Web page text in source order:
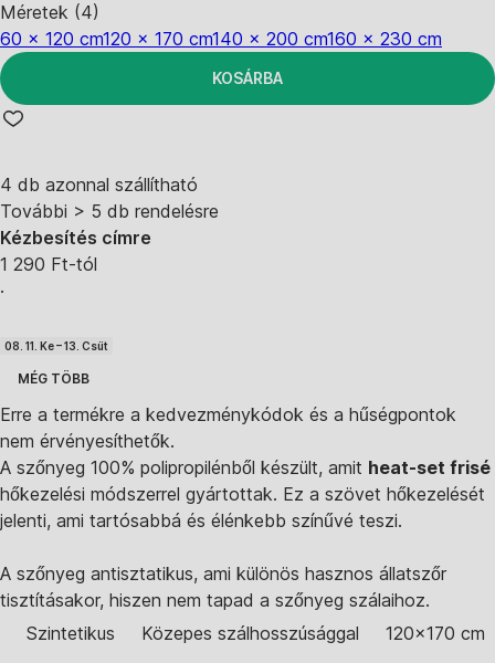
Méretek (4)
60 x 120 cm120 x 170 cm140 x 200 cm160 x 230 cm
KOSÁRBA
4 db azonnal szállítható
További > 5 db rendelésre
Kézbesítés címre
1 290 Ft-tól
·
08. 11. Ke – 13. Csüt
MÉG TÖBB
Erre a termékre a kedvezménykódok és a hűségpontok
nem érvényesíthetők.
A szőnyeg 100% polipropilénből készült, amit heat-set frisé
hőkezelési módszerrel gyártottak. Ez a szövet hőkezelését
jelenti, ami tartósabbá és élénkebb színűvé teszi.
A szőnyeg antisztatikus, ami különös hasznos állatszőr
tisztításakor, hiszen nem tapad a szőnyeg szálaihoz.
Szintetikus
Közepes szálhosszúsággal 120x170 cm